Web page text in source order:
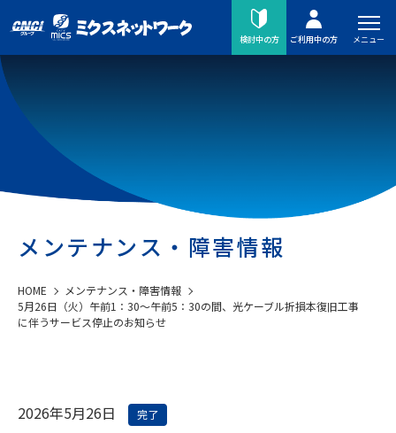
検討中の方 ご利用中の方 メニュー
メンテナンス・障害情報
HOME
メンテナンス・障害情報
5月26日（火）午前1：30～午前5：30の間、光ケーブル折損本復旧工事
に伴うサービス停止のお知らせ
2026年5月26日 完了